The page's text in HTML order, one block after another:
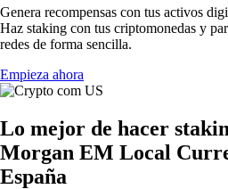
Genera recompensas con tus activos
Haz staking con tus criptomonedas y
redes de forma sencilla.
Empieza ahora
Lo mejor de hacer
Morgan EM Local
España